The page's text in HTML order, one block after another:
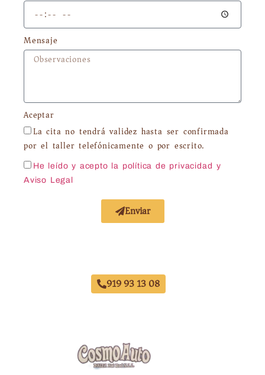
Mensaje
Aceptar
La cita no tendrá validez hasta ser confirmada
por el taller telefónicamente o por escrito.
He leído y acepto la política de privacidad
y
Aviso Legal
Enviar
919 93 13 08